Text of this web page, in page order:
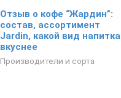
Отзыв о кофе “Жардин”:
состав, ассортимент
Jardin, какой вид напитка
вкуснее
Производители и сорта